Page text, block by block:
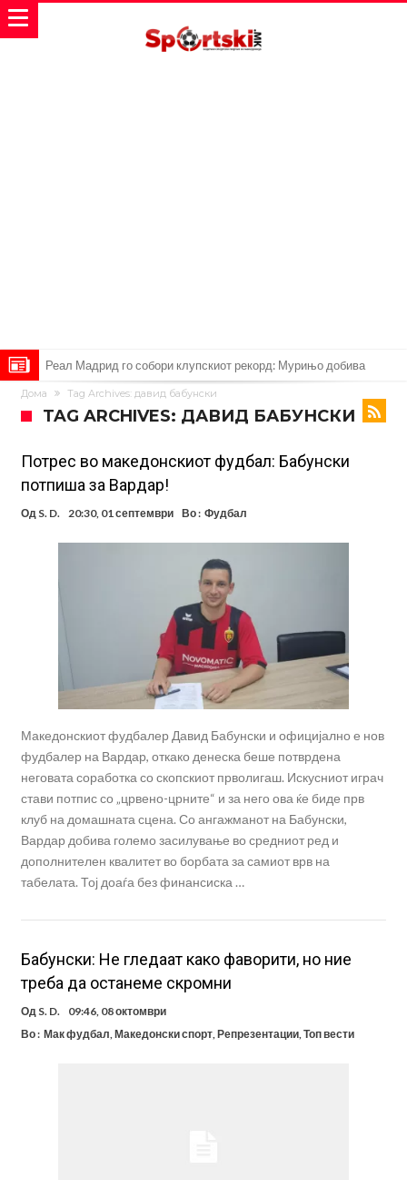
Милан ја доби првата понуда за Леао
Италијански петтолигаш добива неверојатен стадион од 62
Голем удар за Барселона: Херојот на финалето на Светското
првенство сака да замине
Фотографија од авион ги воодушеви навивачите на Реал:
Стигнува во Мадрид за потпис на договор
Потресни сцени на погребот на УФЦ-борец: Шпалир, музика и
аплауз кој ги расплака сите (Видео)
(ВИДЕО) Голема трагедија: Гром усмрти фудбалери, а уште 12 се
Мадрид само поради Алварез
Капитен на познат клуб претепан до смрт пред својот дом – цела
Шпанија „трепери“ поради нешто што се чекаше со недели:
Винисиус Жуниор одлучи!
Дома Tag Archives: давид бабунски
TAG ARCHIVES: ДАВИД БАБУНСКИ
Потрес во македонскиот фудбал: Бабунски
потпиша за Вардар!
Од S. D. 20:30, 01 септември Во : Фудбал
Македонскиот фудбалер Давид Бабунски и официјално е нов
фудбалер на Вардар, откако денеска беше потврдена
неговата соработка со скопскиот прволигаш. Искусниот играч
стави потпис со „црвено-црните“ и за него ова ќе биде прв
клуб на домашната сцена. Со ангажманот на Бабунски,
Вардар добива големо засилување во средниот ред и
дополнителен квалитет во борбата за самиот врв на
табелата. Тој доаѓа без финансиска …
Бабунски: Не гледаат како фаворити, но ние
треба да останеме скромни
Од S. D.
09:46, 08 октомври
Во : Мак фудбал,Македонски спорт,Репрезентации,Топ вести